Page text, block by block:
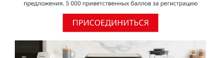
(1979) и Дополнение 7.70 (1987)], признав, что он не
является канцерогеном для человека.О том, что ПТФЭ
безопасен для использования, свидетельствует и тот
факт, что он часто применяется в медицине
(кардиостимуляторы, искусственные артерии, протезы